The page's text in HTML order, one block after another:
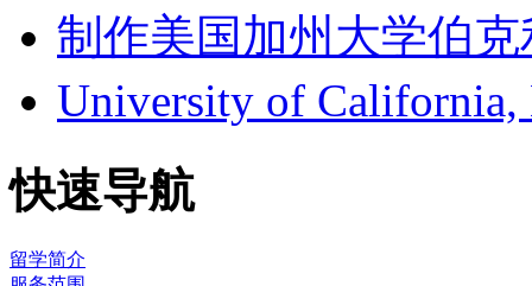
制作美国加州大学伯
University of
快速导航
留学简介